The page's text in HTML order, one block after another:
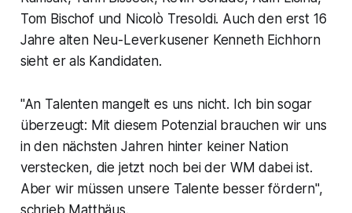
Tom Bischof und Nicolò Tresoldi. Auch den erst 16
Jahre alten Neu-Leverkusener Kenneth Eichhorn
sieht er als Kandidaten.
"An Talenten mangelt es uns nicht. Ich bin sogar
überzeugt: Mit diesem Potenzial brauchen wir uns
in den nächsten Jahren hinter keiner Nation
verstecken, die jetzt noch bei der WM dabei ist.
Aber wir müssen unsere Talente besser fördern",